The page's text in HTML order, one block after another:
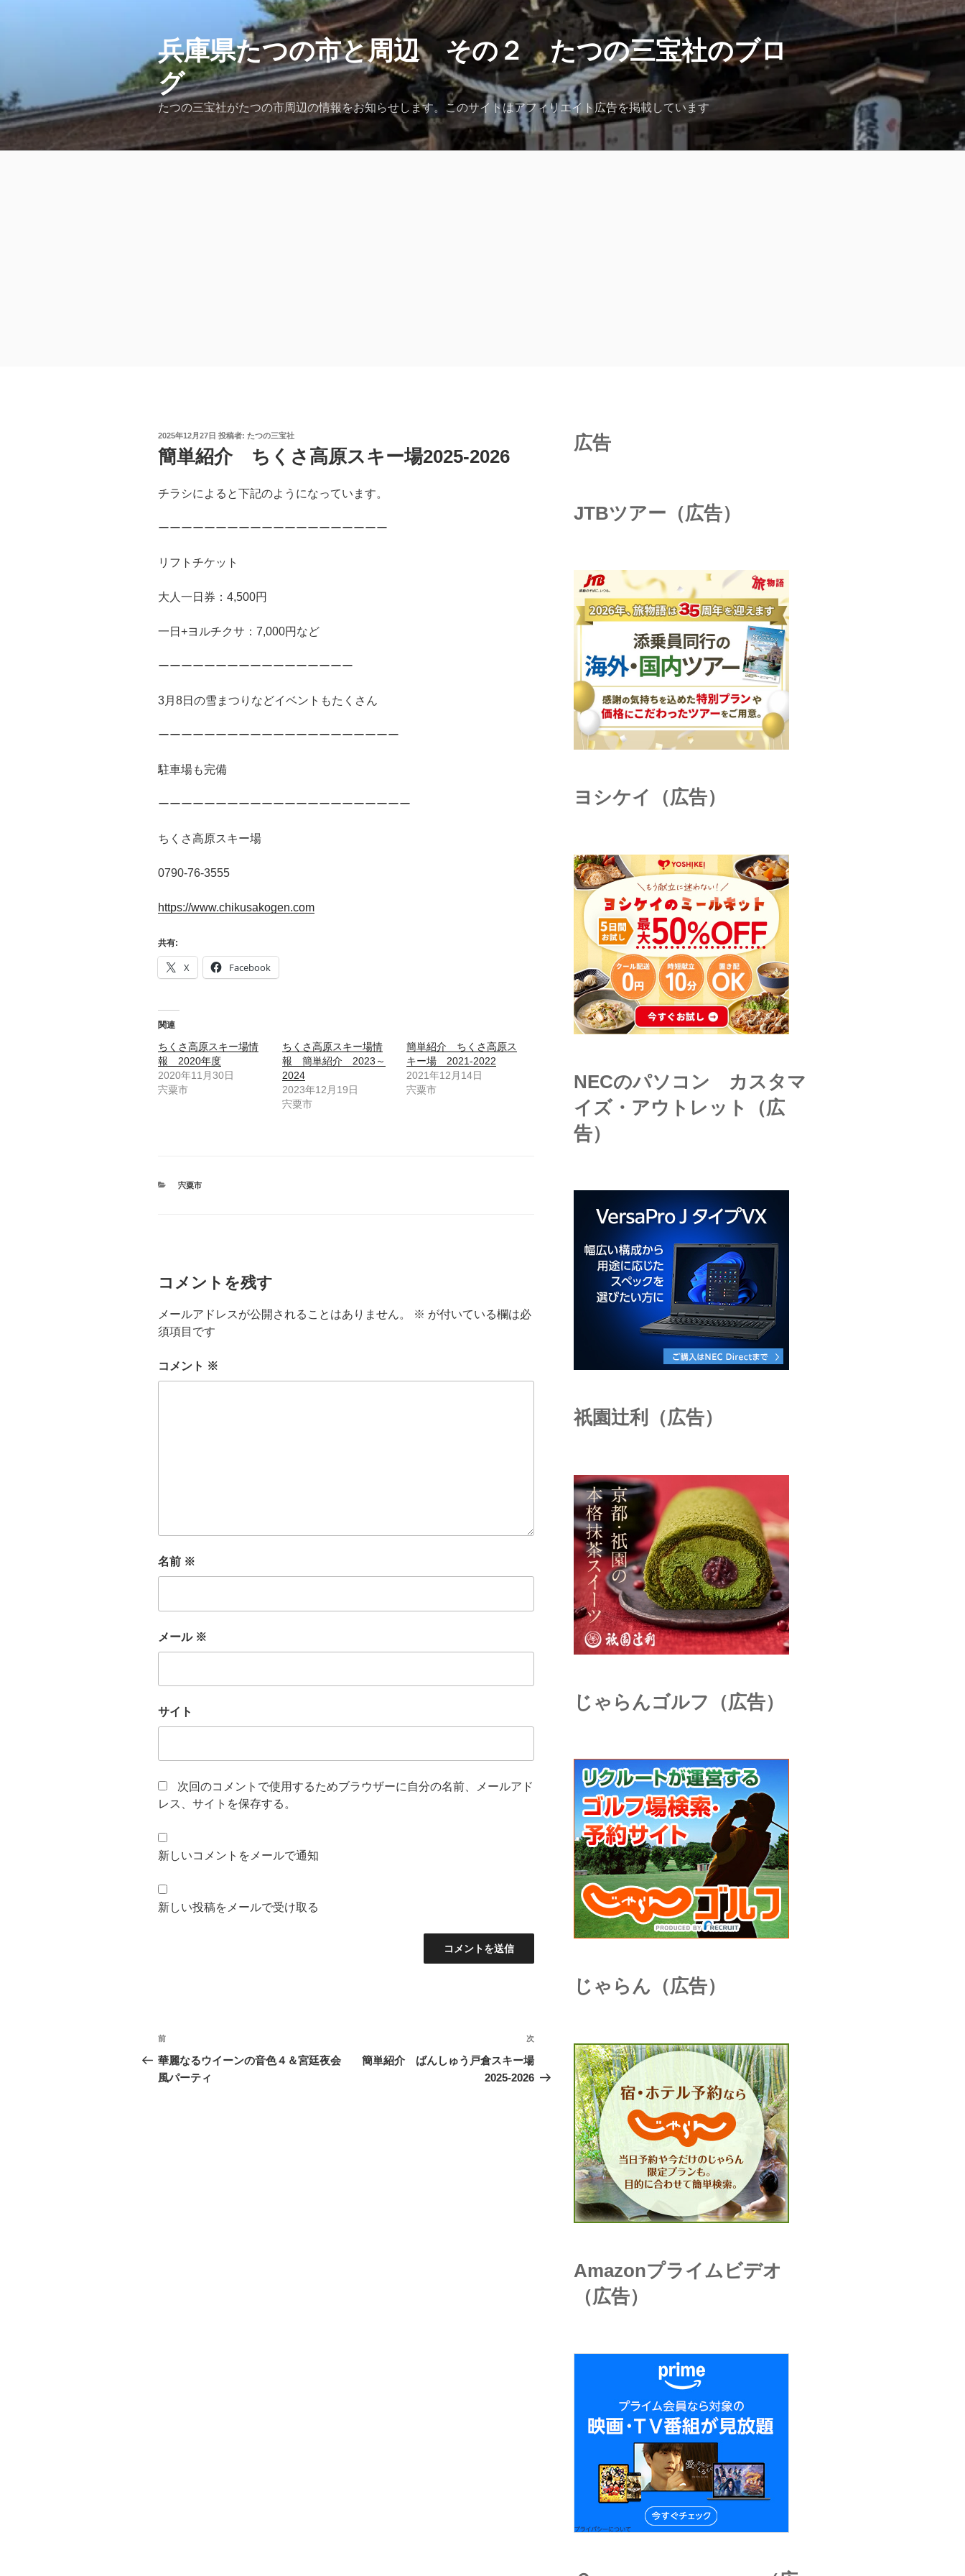
へ
ス
キ
兵庫県たつの市と周辺 その２ たつの三宝社のブロ
グ
たつの三宝社がたつの市周辺の情報をお知らせします。このサイトはアフィリエイト広告を掲載しています
投
稿
日:
2025年12月27日 投稿者: たつの三宝社
簡単紹介 ちくさ高原スキー場2025-2026
チラシによると下記のようになっています。
ーーーーーーーーーーーーーーーーーーーー
リフトチケット
大人一日券：4,500円
一日+ヨルチクサ：7,000円など
ーーーーーーーーーーーーーーーーー
3月8日の雪まつりなどイベントもたくさん
ーーーーーーーーーーーーーーーーーーーーー
駐車場も完備
ーーーーーーーーーーーーーーーーーーーーーー
ちくさ高原スキー場
0790-76-3555
https://www.chikusakogen.com
共有:
X Facebook
関連
ちくさ高原スキー場情
報 2020年度
2020年11月30日
宍粟市
ちくさ高原スキー場情
報 簡単紹介 2023～
2024
2023年12月19日
宍粟市
簡単紹介 ちくさ高原ス
キー場 2021-2022
2021年12月14日
宍粟市
カ
宍粟市
コメントを残す
メールアドレスが公開されることはありません。 ※ が付いている欄は必
須項目です
コメント ※
名前 ※
メール ※
サイト
次回のコメントで使用するためブラウザーに自分の名前、メールアド
レス、サイトを保存する。
新しいコメントをメールで通知
新しい投稿をメールで受け取る
投
稿
ナ
前
の
投
前
華麗なるウイーンの音色４＆宮廷夜会
風パーティ
次
の
投
次
簡単紹介 ばんしゅう戸倉スキー場
2025-2026
広告
JTBツアー（広告）
ヨシケイ（広告）
NECのパソコン カスタマ
イズ・アウトレット（広
告）
祇園辻利（広告）
じゃらんゴルフ（広告）
じゃらん（広告）
Amazonプライムビデオ
（広告）